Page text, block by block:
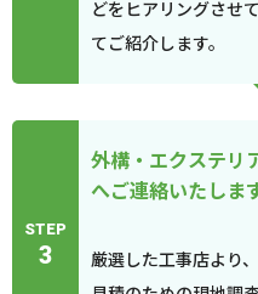
どをヒアリングさせ
てご紹介します。
STEP
3
外構・エクステリ
へご連絡いたしま
厳選した工事店より